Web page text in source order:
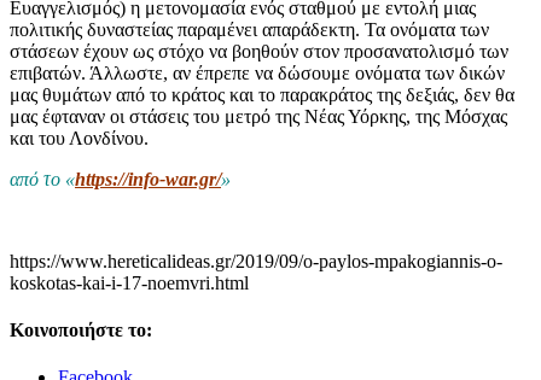
Ευαγγελισμός) η μετονομασία ενός σταθμού με εντολή μιας
πολιτικής δυναστείας παραμένει απαράδεκτη. Τα ονόματα των
στάσεων έχουν ως στόχο να βοηθούν στον προσανατολισμό των
επιβατών. Άλλωστε, αν έπρεπε να δώσουμε ονόματα των δικών
μας θυμάτων από το κράτος και το παρακράτος της δεξιάς, δεν θα
μας έφταναν οι στάσεις του μετρό της Νέας Υόρκης, της Μόσχας
και του Λονδίνου.
από το «https://info-war.gr/»
https://www.hereticalideas.gr/2019/09/o-paylos-mpakogiannis-o-
koskotas-kai-i-17-noemvri.html
Κοινοποιήστε το: